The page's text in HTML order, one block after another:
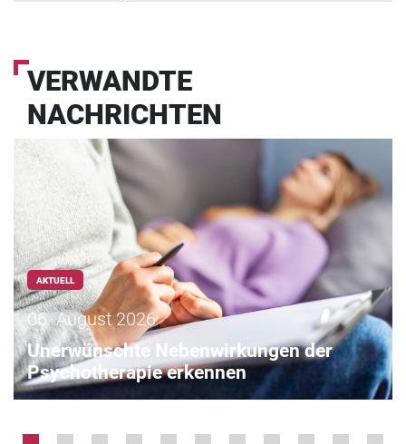
VERWANDTE
NACHRICHTEN
AKTUELL
06. August 2026
Unerwünschte Nebenwirkungen der
Psychotherapie erkennen